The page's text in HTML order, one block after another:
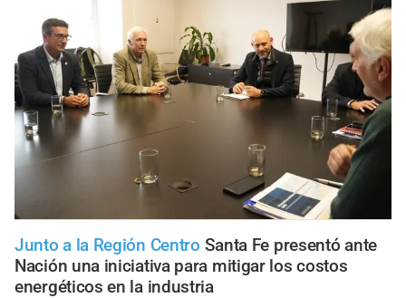
Junto a la Región Centro Santa Fe presentó ante
Nación una iniciativa para mitigar los costos
energéticos en la industria